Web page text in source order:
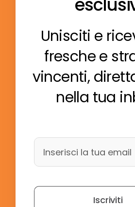
Unisciti e
fresche e
vincenti,
nella tua
Iscriviti